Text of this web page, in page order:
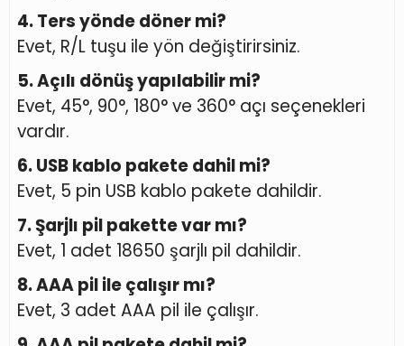
4. Ters yönde döner mi?
Evet, R/L tuşu ile yön değiştirirsiniz.
5. Açılı dönüş yapılabilir mi?
Evet, 45°, 90°, 180° ve 360° açı seçenekleri
vardır.
6. USB kablo pakete dahil mi?
Evet, 5 pin USB kablo pakete dahildir.
7. Şarjlı pil pakette var mı?
Evet, 1 adet 18650 şarjlı pil dahildir.
8. AAA pil ile çalışır mı?
Evet, 3 adet AAA pil ile çalışır.